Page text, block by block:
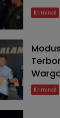
Kriminal
Kriminal